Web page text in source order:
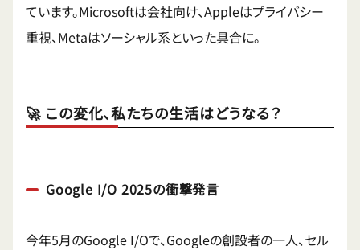
ています。Microsoftは会社向け、Appleはプライバシー
重視、Metaはソーシャル系といった具合に。
🚀 この変化、私たちの生活はどうなる？
Google I/O 2025の衝撃発言
今年5月のGoogle I/Oで、Googleの創設者の一人、セル